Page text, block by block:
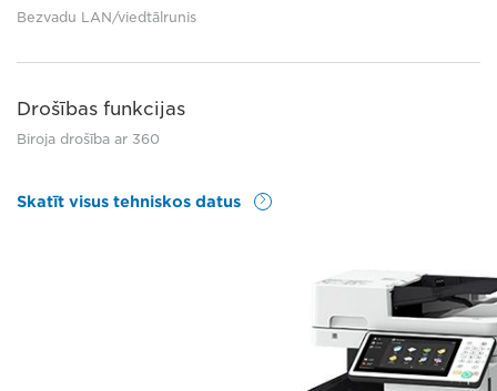
Bezvadu LAN/viedtālrunis
Drošības funkcijas
Biroja drošība ar 360
Skatīt visus tehniskos datus